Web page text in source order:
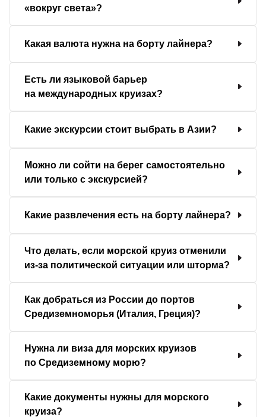
«вокруг света»?
Какая валюта нужна на борту лайнера?
Есть ли языковой барьер
на международных круизах?
Какие экскурсии стоит выбрать в Азии?
Можно ли сойти на берег самостоятельно
или только с экскурсией?
Какие развлечения есть на борту лайнера?
Что делать, если морской круиз отменили
из-за политической ситуации или шторма?
Как добраться из России до портов
Средиземноморья (Италия, Греция)?
Нужна ли виза для морских круизов
по Средиземному морю?
Какие документы нужны для морского
круиза?